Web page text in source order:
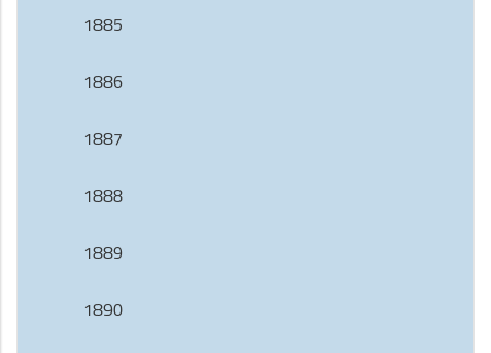
1885
1886
1887
1888
1889
1890